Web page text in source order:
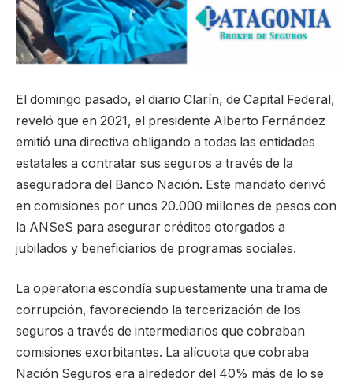
El domingo pasado, el diario Clarín, de Capital Federal,
reveló que en 2021, el presidente Alberto Fernández
emitió una directiva obligando a todas las entidades
estatales a contratar sus seguros a través de la
aseguradora del Banco Nación. Este mandato derivó
en comisiones por unos 20.000 millones de pesos con
la ANSeS para asegurar créditos otorgados a
jubilados y beneficiarios de programas sociales.
La operatoria escondía supuestamente una trama de
corrupción, favoreciendo la tercerización de los
seguros a través de intermediarios que cobraban
comisiones exorbitantes. La alícuota que cobraba
Nación Seguros era alrededor del 40% más de lo se